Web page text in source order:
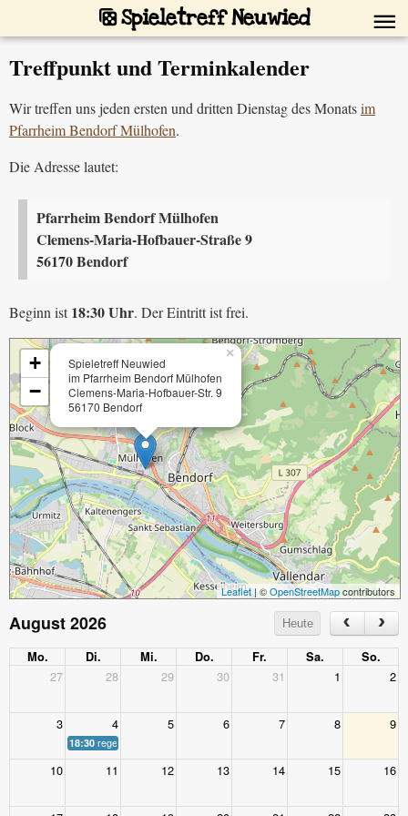
Spieletreff Neuwied
Treffpunkt und Terminkalender
Wir treffen uns jeden ersten und dritten Dienstag des Monatsim
Pfarrheim Bendorf Mülhofen.
Die Adresse lautet:
Pfarrheim Bendorf Mülhofen
Clemens-Maria-Hofbauer-Straße 9
56170 Bendorf
Beginn ist 18:30 Uhr. Der Eintritt ist frei.
Spieletreff Neuwied
im Pfarrheim Bendorf Mülhofen
Clemens-Maria-Hofbauer-Str. 9
56170 Bendorf
×
+
−
Leaflet| ©OpenStreetMapcontributors
August 2026 Heute
Mo. Di. Mi. Do. Fr. Sa. So.
27 28 29 30 31 1 2
3 4 5 6 7 8 9
18:30 regelmäßiger Spieletreff
10 11 12 13 14 15 16